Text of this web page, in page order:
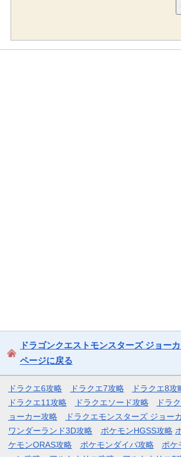
ドラゴンクエストモンスターズ ジョー
ページに戻る
ドラクエ6攻略 ドラクエ7攻略 ドラクエ8攻
ドラクエ11攻略
ドラクエソード攻略
ドラ
ョーカー攻略
ドラクエモンスターズ ジョー
ワンダーランド3D攻略
ポケモンHGSS攻略
ケモンORAS攻略
ポケモンダイパ攻略
ポケ